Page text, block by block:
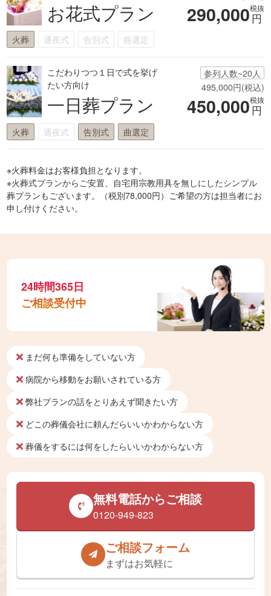
お花式プラン 290,000税抜
円
火葬 通夜式 告別式 曲選定
こだわりつつ１日で式を挙げ
たい方向け
一日葬プラン
参列人数~20人
495,000円(税込)
450,000税抜
円
火葬 通夜式 告別式 曲選定
※火葬料金はお客様負担となります。
※火葬式プランからご安置、自宅用宗教用具を無しにしたシンプル
葬プランもございます。（税別78,000円）ご希望の方は担当者にお
申し付けください。
24時間365日
ご相談受付中
まだ何も準備をしていない方
病院から移動をお願いされている方
弊社プランの話をとりあえず聞きたい方
どこの葬儀会社に頼んだらいいかわからない方
葬儀をするには何をしたらいいかわからない方
ご相談フォーム
まずはお気軽に
無料電話からご相談
0120-949-823